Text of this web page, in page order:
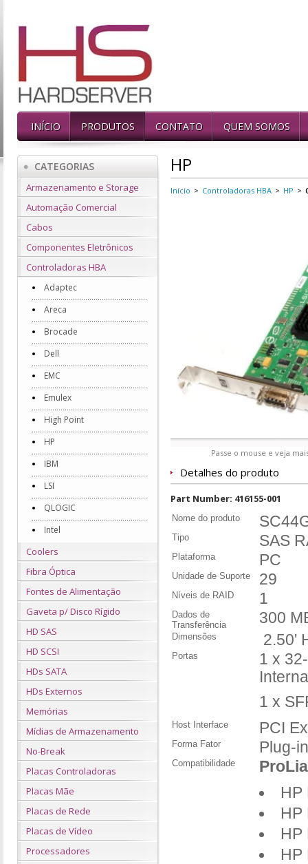
INÍCIO PRODUTOS CONTATO QUEM SOMOS
CATEGORIAS
Armazenamento e Storage
Automação Comercial
Cabos
Componentes Eletrônicos
Controladoras HBA
Adaptec
Areca
Brocade
Dell
EMC
Emulex
High Point
HP
IBM
LSI
QLOGIC
Intel
Coolers
Fibra Óptica
Fontes de Alimentação
Gaveta p/ Disco Rígido
HD SAS
HD SCSI
HDs SATA
HDs Externos
Memórias
Mídias de Armazenamento
No-Break
Placas Controladoras
Placas Mãe
Placas de Rede
Placas de Vídeo
Processadores
HP
Início > Controladoras HBA > HP >
Passe o mouse e veja
Detalhes do produto
Part Number: 416155-001
Nome do produto
Tipo SAS
Plataforma PC
Unidade de Suporte 29
Níveis de RAID 1
Dados de
Transferência
300
Dimensões 2.50'
Portas
1 x
1 x
Host Interface PCI
Forma Fator Plug-
Compatibilidade
​HP
HP
HP
HP